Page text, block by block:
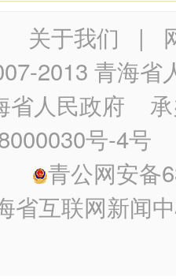
关于我们 |
2013 青海省
省人民政府 承
号-4号
青公网安备
省互联网新闻